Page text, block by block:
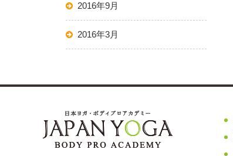
2016年9月
2016年3月